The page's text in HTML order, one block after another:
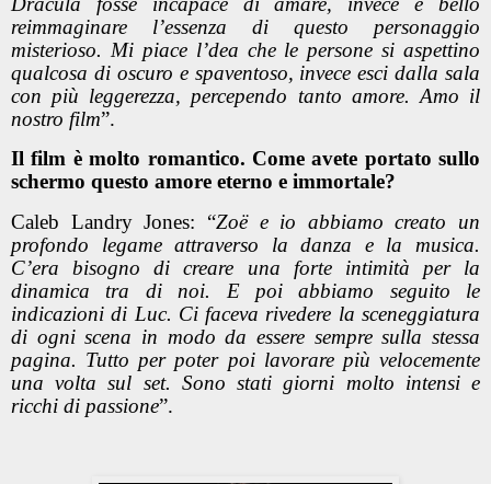
reimmaginare l’essenza di questo personaggio
misterioso. Mi piace l’dea che le persone si aspettino
qualcosa di oscuro e spaventoso, invece esci dalla sala
con più leggerezza, percependo tanto amore. Amo il
nostro film”.
Il film è molto romantico. Come avete portato sullo
schermo questo amore eterno e immortale?
Caleb Landry Jones: “Zoë e io abbiamo creato un
profondo legame attraverso la danza e la musica.
C’era bisogno di creare una forte intimità per la
dinamica tra di noi. E poi abbiamo seguito le
indicazioni di Luc. Ci faceva rivedere la sceneggiatura
di ogni scena in modo da essere sempre sulla stessa
pagina. Tutto per poter poi lavorare più velocemente
una volta sul set. Sono stati giorni molto intensi e
ricchi di passione”.